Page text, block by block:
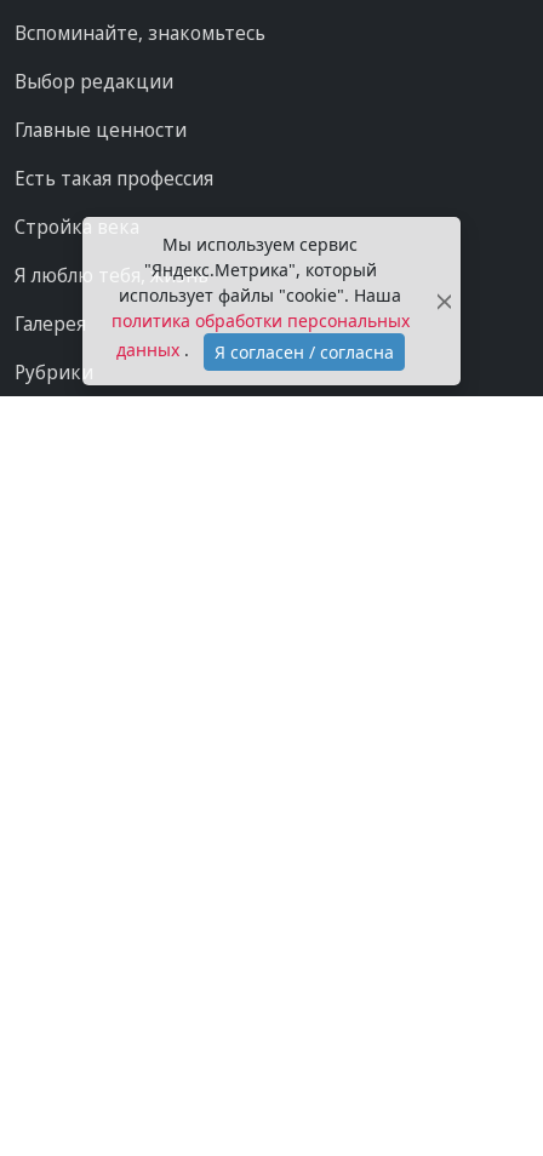
Вспоминайте, знакомьтесь
Выбор редакции
Главные ценности
Есть такая профессия
Стройка века
Я люблю тебя, жизнь
Галерея
Рубрики
Мы используем сервис
"Яндекс.Метрика", который
использует файлы "cookie". Наша
политика обработки персональных
данных . Я согласен / согласна